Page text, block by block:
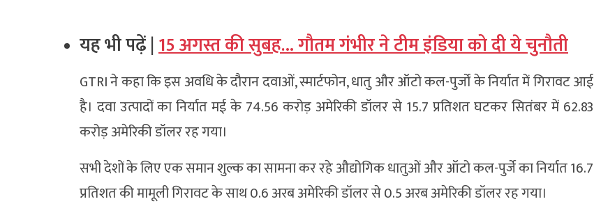
यह भी पढ़ें |15 अगस्त की सुबह… गौतम गंभीर ने टीम इंडिया को दी ये चुनौती
GTRI ने कहा कि इस अवधि के दौरान दवाओं, स्मार्टफोन, धातु और ऑटो कल-पुर्जों के निर्यात में गिरावट आई
है। दवा उत्पादों का निर्यात मई के 74.56 करोड़ अमेरिकी डॉलर से 15.7 प्रतिशत घटकर सितंबर में 62.83
करोड़ अमेरिकी डॉलर रह गया।
सभी देशों के लिए एक समान शुल्क का सामना कर रहे औद्योगिक धातुओं और ऑटो कल-पुर्जे का निर्यात 16.7
प्रतिशत की मामूली गिरावट के साथ 0.6 अरब अमेरिकी डॉलर से 0.5 अरब अमेरिकी डॉलर रह गया।